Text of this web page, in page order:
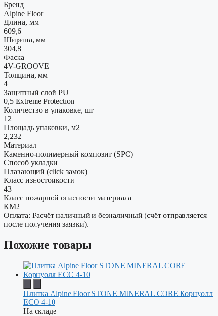
Бренд
Alpine Floor
Длина, мм
609,6
Ширина, мм
304,8
Фаска
4V-GROOVE
Толщина, мм
4
Защитный слой PU
0,5 Extreme Protection
Количество в упаковке, шт
12
Площадь упаковки, м2
2,232
Материал
Каменно-полимерный композит (SPC)
Способ укладки
Плавающий (click замок)
Класс изностойкости
43
Класс пожарной опасности материала
КМ2
Оплата: Расчёт наличный и безналичный (счёт отправляется
после получения заявки).
Похожие товары
Плитка Alpine Floor STONE MINERAL CORE Корнуолл
ЕСО 4-10
На складе